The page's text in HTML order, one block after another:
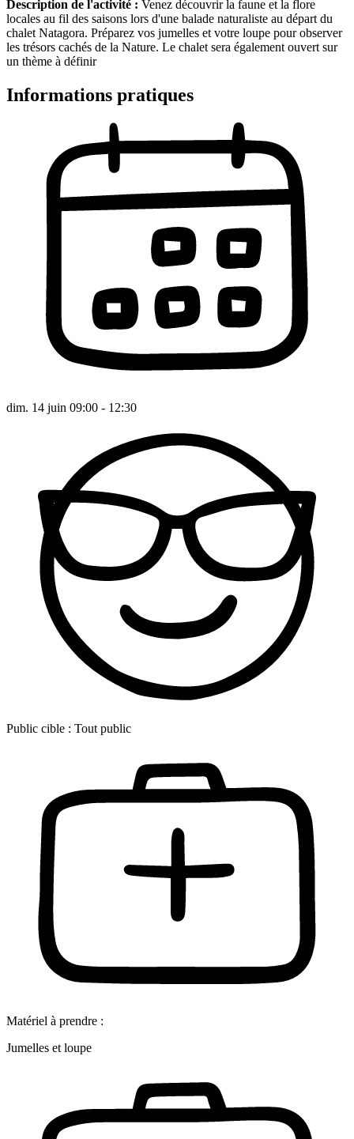
Description de l'activité : Venez découvrir la faune et la flore
locales au fil des saisons lors d'une balade naturaliste au départ du
chalet Natagora. Préparez vos jumelles et votre loupe pour observer
les trésors cachés de la Nature. Le chalet sera également ouvert sur
un thème à définir
Informations pratiques
dim. 14 juin 09:00 - 12:30
Public cible : Tout public
Matériel à prendre :
Jumelles et loupe